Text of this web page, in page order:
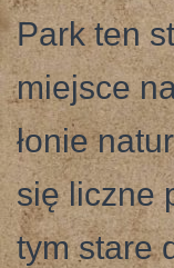
Park ten
miejsce
łonie
się liczne
tym stare